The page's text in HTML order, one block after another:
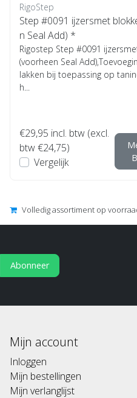
RigoStep
Step #0091 ijzersmet
n Seal Add) *
Rigostep Step #0091
(voorheen Seal
lakken bij toepassing op
h...
€29,95 incl. btw (excl.
btw €24,75)
Vergelijk
Volledig assortiment op
Abonneer
Mijn account
Inloggen
Mijn bestellingen
Mijn verlanglijst